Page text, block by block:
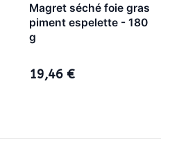
Magret séché foie gras
piment espelette - 180
g
19,46 €